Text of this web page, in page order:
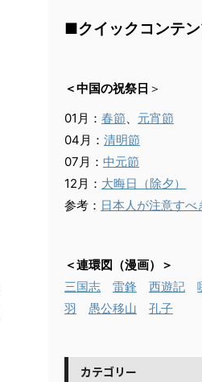
■クイックコンテ
＜中国の祝祭日 ＞
01月： 春節、 元宵節
04月： 清明節
07月： 中元節
12月： 大晦日（除夕）
参考： 日本人が注意すべ
＜連環図（漫画）＞
三国志
雷鋒 西遊記
羽
愚公移山 孔子
カテゴリー